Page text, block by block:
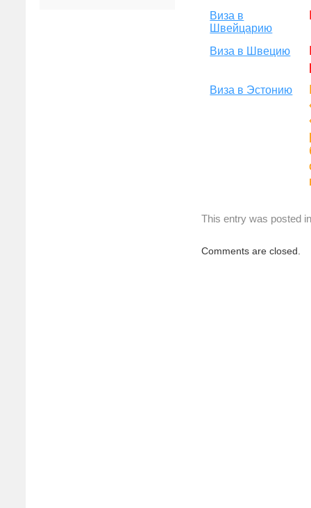
Виза в
Швейцарию
Виза в Швецию
Виза в Эстонию
This entry was posted
Comments are closed.